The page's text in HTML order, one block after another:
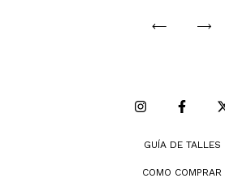
GUÍA DE TALLES
COMO COMPRAR